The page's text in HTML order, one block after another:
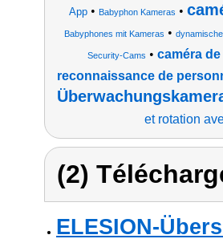
App • Babyphon Kameras •
Babyphones mit Kameras •
Security-Cams • caméra
reconnaissance de
et rotation
(2)
ELESION-